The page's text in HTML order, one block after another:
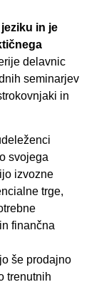
in je
delavnic
seminarjev
in
svojega
izvozne
trge,
finančna
še prodajno
trenutnih